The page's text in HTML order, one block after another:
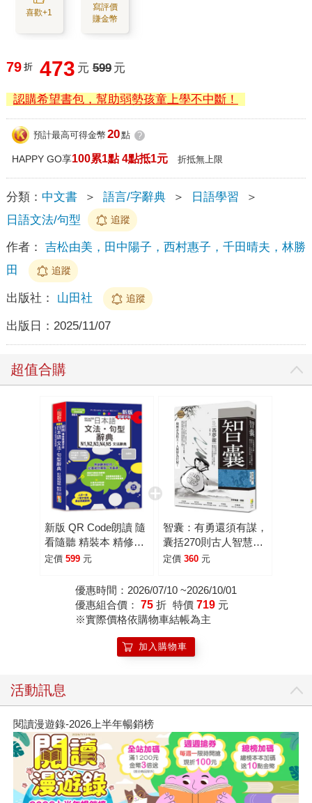
喜歡+1
寫評價
賺金幣
79 折 473 元 599 元
認購希望書包，幫助弱勢孩童上學不中斷！
預計最高可得金幣 20點 ?
HAPPY GO享100累1點 4點抵1元 折抵無上限
分類： 中文書 ＞ 語言/字辭典 ＞ 日語學習
＞
日語文法/句型
追蹤
作者：
吉松由美，田中陽子，西村惠子，千田晴夫，林勝
田
追蹤
出版社： 山田社 追蹤
出版日： 2025/11/07
超值合購
新版 QR Code朗讀 隨
看隨聽 精裝本 精修關
鍵字版 日本語文法‧句
N3，N4，N5文法辭典
（25K+QR Code線上
定價 599 元
智囊：有勇還須有謀，
囊括270則古人智慧懶
人包，補足天生缺的那
定價 360 元
優惠時間：2026/07/10 ~2026/10/01
優惠組合價： 75 折 特價 719 元
※實際價格依購物車結帳為主
加入購物車
活動訊息
閱讀漫遊錄-2026上半年暢銷榜